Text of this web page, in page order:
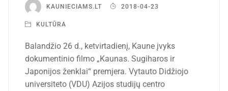
KAUNIECIAMS.LT 2018-04-23
KULTŪRA
Balandžio 26 d., ketvirtadienį, Kaune įvyks
dokumentinio filmo „Kaunas. Sugiharos ir
Japonijos ženklai“ premjera. Vytauto Didžiojo
universiteto (VDU) Azijos studijų centro